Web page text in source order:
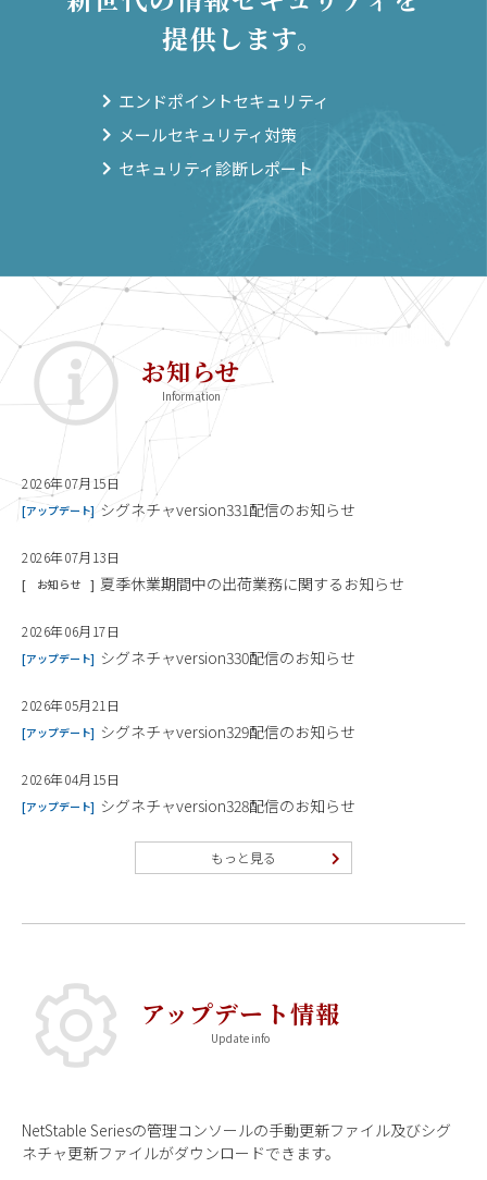
提供します。
エンドポイントセキュリティ
メールセキュリティ対策
セキュリティ診断レポート
お知らせ
2026年07月15日
アップデート シグネチャversion331配信のお知らせ
2026年07月13日
お知らせ 夏季休業期間中の出荷業務に関するお知らせ
2026年06月17日
アップデート シグネチャversion330配信のお知らせ
2026年05月21日
アップデート シグネチャversion329配信のお知らせ
2026年04月15日
アップデート シグネチャversion328配信のお知らせ
もっと見る
アップデート情報
NetStable Seriesの管理コンソールの手動更新ファイル及びシグ
ネチャ更新ファイルがダウンロードできます。